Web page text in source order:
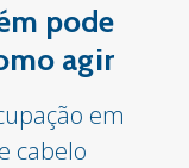
pode
agir
em
cabelo